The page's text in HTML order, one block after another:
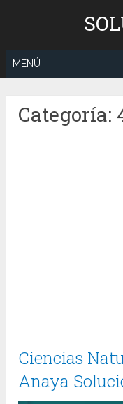
MENÚ
Categoría:
Ciencias
Anaya